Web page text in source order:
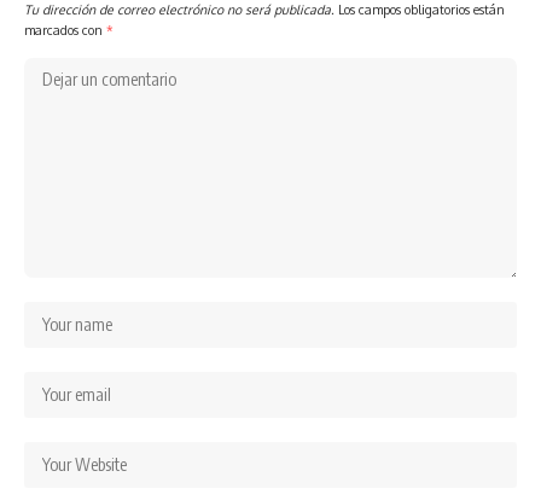
Tu dirección de correo electrónico no será publicada. Los campos obligatorios están
marcados con *